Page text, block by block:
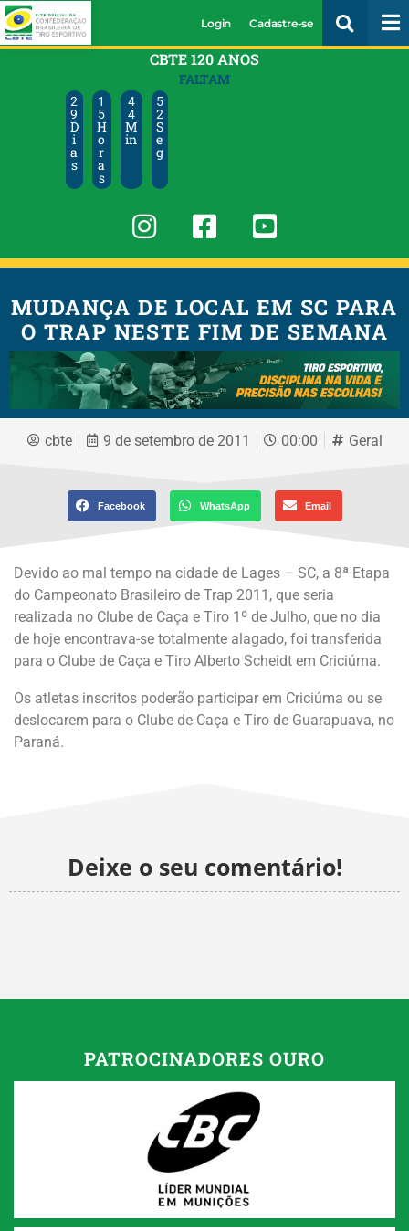
Login Cadastre-se
CBTE 120 ANOS
FALTAM
2
9
D
i
a
s
1
5
H
o
r
a
s
4
4
M
in
5
1
S
e
g
MUDANÇA DE LOCAL EM SC PARA
O TRAP NESTE FIM DE SEMANA
cbte 9 de setembro de 2011 00:00 Geral
Facebook WhatsApp Email
Devido ao mal tempo na cidade de Lages – SC, a 8ª Etapa
do Campeonato Brasileiro de Trap 2011, que seria
realizada no Clube de Caça e Tiro 1º de Julho, que no dia
de hoje encontrava-se totalmente alagado, foi transferida
para o Clube de Caça e Tiro Alberto Scheidt em Criciúma.
Os atletas inscritos poderão participar em Criciúma ou se
deslocarem para o Clube de Caça e Tiro de Guarapuava, no
Paraná.
Deixe o seu comentário!
PATROCINADORES OURO